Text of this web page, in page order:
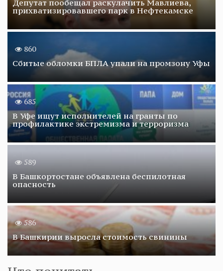
Депутат пообещал раскулачить Мавлиева,
прихватизировавшего парк в Нефтекамске
860
Сбитые обломки БПЛА упали на промзону Уфы
685
В Уфе ищут исполнителей на гранты по
профилактике экстремизма и терроризма
589
В Башкортостане объявлена беспилотная
опасность
586
В Башкирии выросла стоимость свинины